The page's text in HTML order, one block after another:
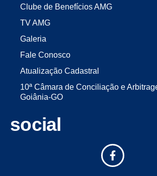
Clube de Benefícios AMG
TV AMG
Galeria
Fale Conosco
Atualização Cadastral
10ª Câmara de Conciliação e
Goiânia-GO
social